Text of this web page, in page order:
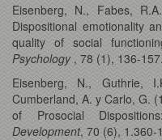
Eisenberg, N., Fabes,
Dispositional emotionality
quality of social
Psychology, 78 (1), 136-157.
Eisenberg, N., Guthrie,
Cumberland, A. y Carlo, G.
of Prosocial
Development, 70 (6), 1.360-